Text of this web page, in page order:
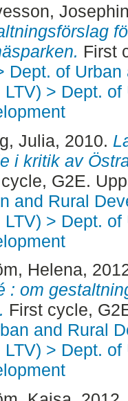
First
Dept. of
LTV) > Dept.
Julia, 2010.
i kritik av
G2E.
and Rural
LTV) > Dept.
Helena,
: om
First cycle,
and Rural
LTV) > Dept.